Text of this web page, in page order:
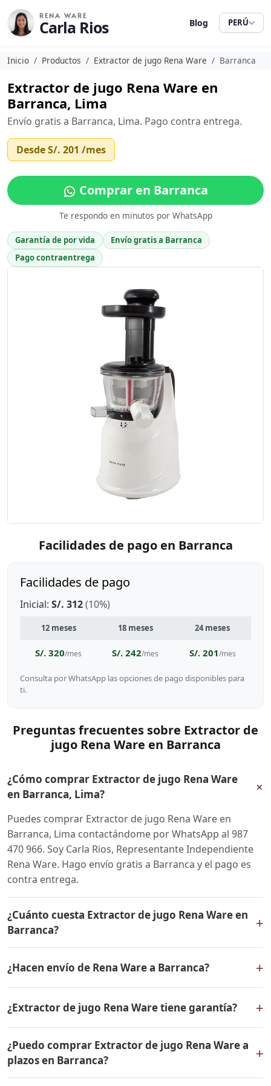
RENA WARE
Carla Rios Blog PERÚ
Inicio Productos Extractor de jugo Rena Ware Barranca
Extractor de jugo Rena Ware en
Barranca, Lima
Envío gratis a Barranca, Lima. Pago contra entrega.
DesdeS/. 201 /mes
Comprar en Barranca
Te respondo en minutos por WhatsApp
Garantía de por vida
Envío gratis a Barranca
Pago contraentrega
Facilidades de pago en Barranca
Facilidades de pago
Inicial: S/. 312(10%)
12 meses 18 meses 24 meses
S/. 320/mes S/. 242/mes S/. 201/mes
Consulta por WhatsApp las opciones de pago disponibles para
ti.
Preguntas frecuentes sobre Extractor de
jugo Rena Ware en Barranca
¿Cómo comprar Extractor de jugo Rena Ware
en Barranca, Lima?
+
Puedes comprar Extractor de jugo Rena Ware en
Barranca, Lima contactándome por WhatsApp al 987
470 966. Soy Carla Rios, Representante Independiente
Rena Ware. Hago envío gratis a Barranca y el pago es
contra entrega.
¿Cuánto cuesta Extractor de jugo Rena Ware en
Barranca?
+
en todo el Perú. Contáctame por WhatsApp para
conocer el precio actual, promociones disponibles y
facilidades de pago en cuotas desde el 10% de inicial.
¿Hacen envío de Rena Ware a Barranca? +
Ware a Barranca, Lima y a todo el Perú. El pago es
contra entrega.
¿Extractor de jugo Rena Ware tiene garantía? +
vida contra defectos de fabricación. Todos los
productos Rena Ware están fabricados en acero
inoxidable quirúrgico 18/10 de la más alta calidad.
¿Puedo comprar Extractor de jugo Rena Ware a
plazos en Barranca?
+